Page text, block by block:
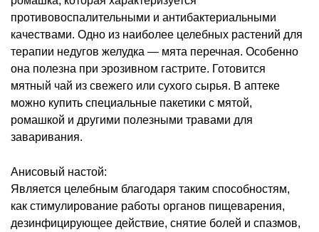
противовоспалительными и антибактериальными
качествами. Одно из наиболее целебных растений для
терапии недугов желудка — мята перечная. Особенно
она полезна при эрозивном гастрите. Готовится
мятный чай из свежего или сухого сырья. В аптеке
можно купить специальные пакетики с мятой,
ромашкой и другими полезными травами для
заваривания.
Анисовый настой:
Является целебным благодаря таким способностям,
как стимулирование работы органов пищеварения,
дезинфицирующее действие, снятие болей и спазмов,